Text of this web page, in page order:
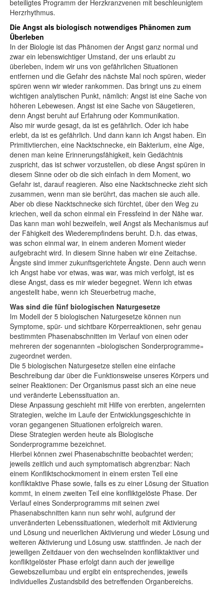
beteiligtes Programm der Herzkranzvenen mit beschleunigtem
Herzrhythmus.
Die Angst als biologisch notwendiges Phänomen zum
Überleben
In der Biologie ist das Phänomen der Angst ganz normal und
zwar ein lebenswichtiger Umstand, der uns erlaubt zu
überleben, indem wir uns von gefährlichen Situationen
entfernen und die Gefahr des nächste Mal noch spüren, wieder
spüren wenn wir wieder rankommen. Das bringt uns zu einem
wichtigen analytischen Punkt, nämlich: Angst ist eine Sache von
höheren Lebewesen. Angst ist eine Sache von Säugetieren,
denn Angst beruht auf Erfahrung oder Kommunikation.
Also mir wurde gesagt, da ist es gefährlich. Oder ich habe
erlebt, da ist es gefährlich. Und dann kann ich Angst haben. Ein
Primitivtierchen, eine Nacktschnecke, ein Bakterium, eine Alge,
denen man keine Erinnerungsfähigkeit, kein Gedächtnis
zuspricht, das ist schwer vorzustellen, ob diese Angst spüren in
diesem Sinne oder ob die sich einfach in dem Moment, wo
Gefahr ist, darauf reagieren. Also eine Nacktschnecke zieht sich
zusammen, wenn man sie berührt, das machen sie auch alle.
Aber ob diese Nacktschnecke sich fürchtet, über den Weg zu
kriechen, weil da schon einmal ein Fressfeind in der Nähe war.
Das kann man wohl bezweifeln, weil Angst als Mechanismus auf
der Fähigkeit des Wiederempfindens beruht. D.h. das etwas,
was schon einmal war, in einem anderen Moment wieder
aufgebracht wird. In diesem Sinne haben wir eine Zeitachse.
Ängste sind immer zukunftsgerichtete Ängste. Denn auch wenn
ich Angst habe vor etwas, was war, was mich verfolgt, ist es
diese Angst, dass es mir wieder begegnet. Wenn ich etwas
angestellt habe, wenn ich Steuerbetrug mache,
Was sind die fünf biologischen Naturgesetze
Im Modell der 5 biologischen Naturgesetze können nun
Symptome, spür- und sichtbare Körperreaktionen, sehr genau
bestimmten Phasenabschnitten im Verlauf von einen oder
mehreren der sogenannten «biologischen Sonderprogramme»
zugeordnet werden.
Die 5 biologischen Naturgesetze stellen eine einfache
Beschreibung dar über die Funktionsweise unseres Körpers und
seiner Reaktionen: Der Organismus passt sich an eine neue
und veränderte Lebenssituation an.
Diese Anpassung geschieht mit Hilfe von ererbten, angelernten
Strategien, welche im Laufe der Entwicklungsgeschichte in
voran gegangenen Situationen erfolgreich waren.
Diese Strategien werden heute als Biologische
Sonderprogramme bezeichnet.
Hierbei können zwei Phasenabschnitte beobachtet werden;
jeweils zeitlich und auch symptomatisch abgrenzbar: Nach
einem Konfliktschockmoment in einem ersten Teil eine
konfliktaktive Phase sowie, falls es zu einer Lösung der Situation
kommt, in einem zweiten Teil eine konfliktgelöste Phase. Der
Verlauf eines Sonderprogramms mit seinen zwei
Phasenabschnitten kann nun sehr wohl, aufgrund der
unveränderten Lebenssituationen, wiederholt mit Aktivierung
und Lösung und neuerlichen Aktivierung und wieder Lösung und
weiteren Aktivierung und Lösung usw. stattfinden. Je nach der
jeweiligen Zeitdauer von den wechselnden konfliktaktiver und
konfliktgelöster Phase erfolgt dann auch der jeweilige
Gewebszellumbau und ergibt ein entsprechendes, jeweils
individuelles Zustandsbild des betreffenden Organbereichs.